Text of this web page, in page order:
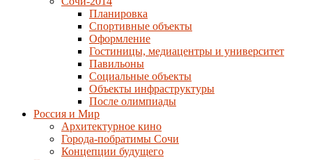
Планировка
Спортивные объекты
Оформление
Гостиницы, медиацентры и университет
Павильоны
Социальные объекты
Объекты инфраструктуры
После олимпиады
Россия и Мир
Архитектурное кино
Города-побратимы Сочи
Концепции будущего